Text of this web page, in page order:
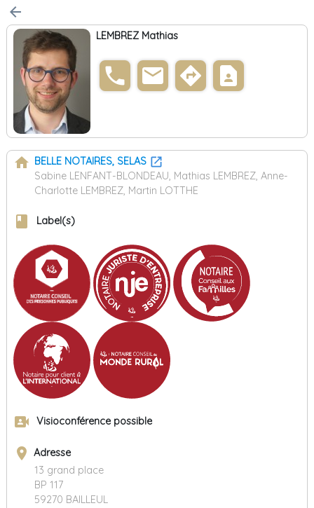
arrow_back
LEMBREZ Mathias
phone email directions contact_page
home BELLE NOTAIRES, SELAS
Sabine LENFANT-BLONDEAU, Mathias LEMBREZ, Anne-
Charlotte LEMBREZ, Martin LOTTHE
book Label(s)
video_camera_front Visioconférence possible
place Adresse
13 grand place
BP 117
59270 BAILLEUL